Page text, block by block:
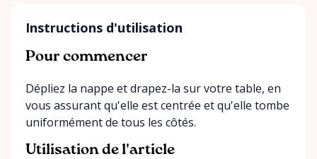
Instructions d'utilisation
Pour commencer
Dépliez la nappe et drapez-la sur votre table, en
vous assurant qu'elle est centrée et qu'elle tombe
uniformément de tous les côtés.
Utilisation de l'article